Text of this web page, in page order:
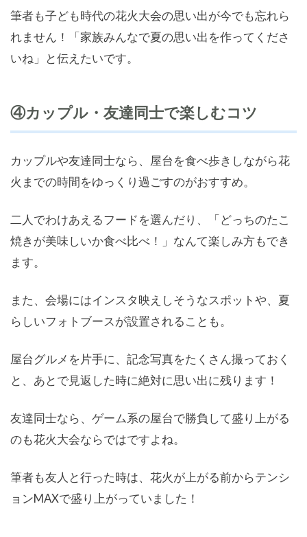
筆者も子ども時代の花火大会の思い出が今でも忘れら
れません！「家族みんなで夏の思い出を作ってくださ
いね」と伝えたいです。
④カップル・友達同士で楽しむコツ
カップルや友達同士なら、屋台を食べ歩きしながら花
火までの時間をゆっくり過ごすのがおすすめ。
二人でわけあえるフードを選んだり、「どっちのたこ
焼きが美味しいか食べ比べ！」なんて楽しみ方もでき
ます。
また、会場にはインスタ映えしそうなスポットや、夏
らしいフォトブースが設置されることも。
屋台グルメを片手に、記念写真をたくさん撮っておく
と、あとで見返した時に絶対に思い出に残ります！
友達同士なら、ゲーム系の屋台で勝負して盛り上がる
のも花火大会ならではですよね。
筆者も友人と行った時は、花火が上がる前からテンシ
ョンMAXで盛り上がっていました！